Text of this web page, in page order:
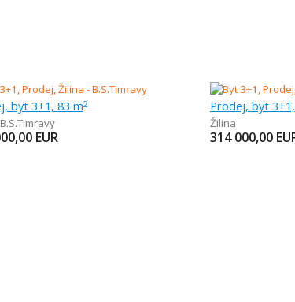
byt 3+1, 83 m2
B.S.Timravy
EUR
Prodej, byt
Žilina
314 000,00